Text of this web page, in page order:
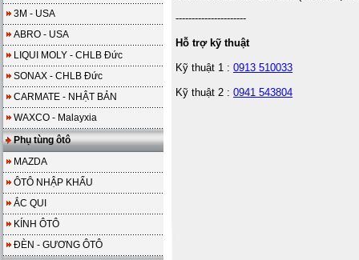
3M - USA
ABRO - USA
LIQUI MOLY - CHLB Đức
SONAX - CHLB Đức
CARMATE - NHẬT BẢN
WAXCO - Malayxia
Phụ tùng ôtô
MAZDA
ÔTÔ NHẬP KHẨU
ẮC QUI
KÍNH ÔTÔ
ĐÈN - GƯƠNG ÔTÔ
----------------------
Hỗ trợ kỹ thuật
Kỹ thuật 1 : 0913 510033
Kỹ thuật 2 : 0941 543804